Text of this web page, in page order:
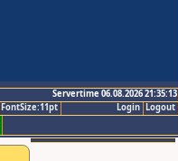
Servertime 06.08.2026 21:35:13
Logout
Login
FontSize:11pt